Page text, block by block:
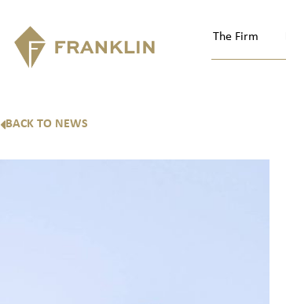
The Firm
BACK TO NEWS